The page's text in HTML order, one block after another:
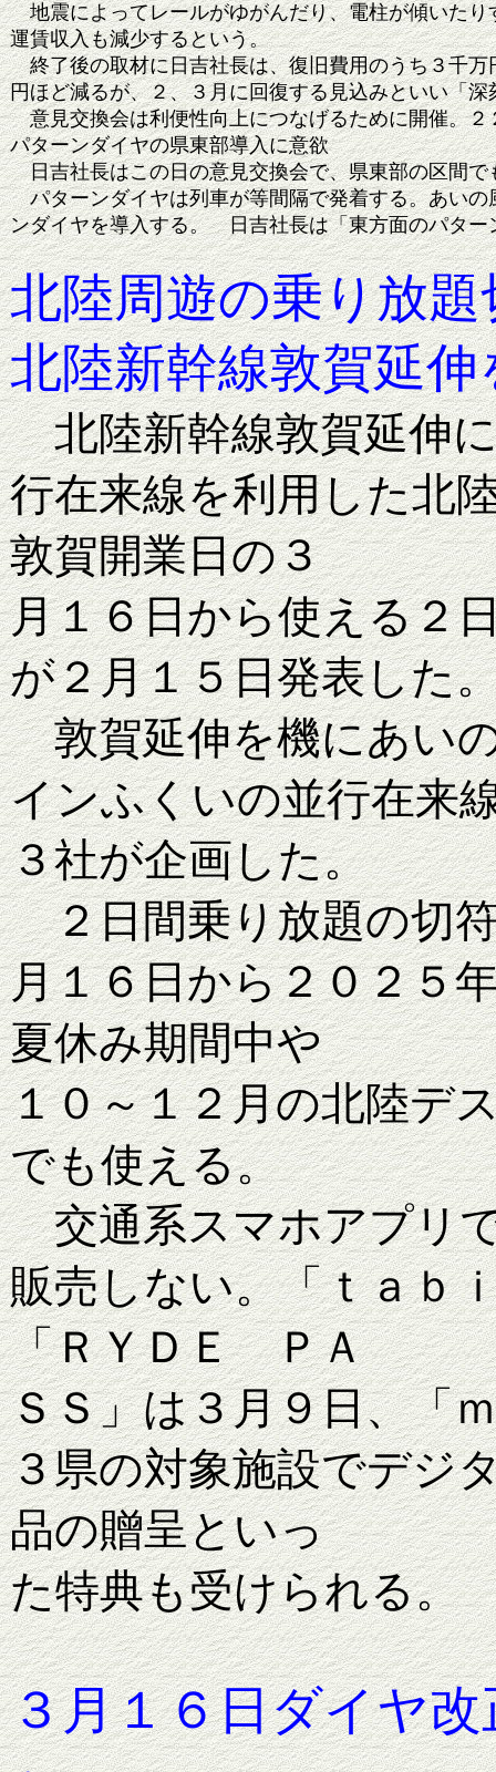
地震によってレールがゆがんだり、電柱が傾いたり
運賃収入も減少するという。
終了後の取材に日吉社長は、復旧費用のうち３千万
円ほど減るが、２、３月に回復する見込みといい「
意見交換会は利便性向上につなげるために開催。２
パターンダイヤの県東部導入に意欲
日吉社長はこの日の意見交換会で、県東部の区間で
パターンダイヤは列車が等間隔で発着する。あいの
ンダイヤを導入する。 日吉社長は「東方面のパター
北陸周遊の乗り放
北陸新幹線敦賀延伸
北陸新幹線敦賀延伸に
行在来線を利用した北
敦賀開業日の３
月１６日から使える２
が２月１５日発表した
敦賀延伸を機にあいの
インふくいの並行在来
３社が企画した。
２日間乗り放題の切符
月１６日から２０２５
夏休み期間中や
１０～１２月の北陸デ
でも使える。
交通系スマホアプリで
販売しない。「ｔａ
「ＲＹＤＥ ＰＡ
ＳＳ」は３月９日、「
３県の対象施設でデジ
品の贈呈といっ
た特典も受けられる。
３月１６日ダイヤ